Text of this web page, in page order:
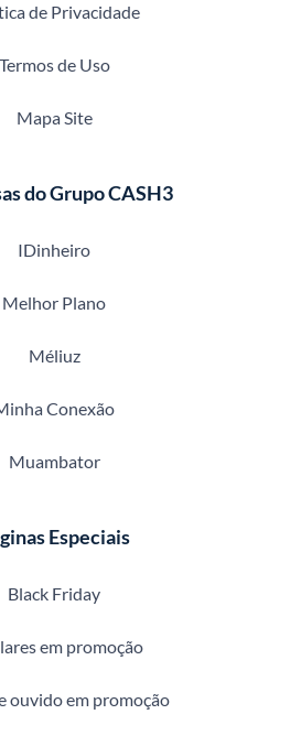
de Privacidade
Termos de Uso
Mapa Site
do Grupo CASH3
IDinheiro
Melhor Plano
Méliuz
Conexão
Muambator
Especiais
Black Friday
em promoção
ouvido em promoção